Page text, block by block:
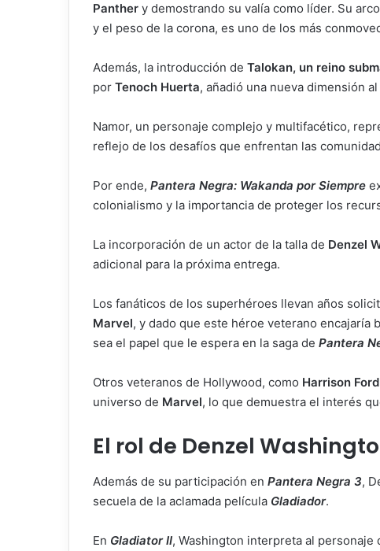
Panther y demostrando su valía como líder. Su
y el peso de la corona, es uno de los más
Además, la introducción de Talokan, un reino
por Tenoch Huerta, añadió una nueva dimensión
Namor, un personaje complejo y multifacético,
reflejo de los desafíos que enfrentan las
Por ende, Pantera Negra: Wakanda por Siempre
colonialismo y la importancia de proteger los
La incorporación de un actor de la talla de Denzel
adicional para la próxima entrega.
Los fanáticos de los superhéroes llevan años
Marvel, y dado que este héroe veterano encajaría
sea el papel que le espera en la saga de Pantera
Otros veteranos de Hollywood, como Harrison Ford
universo de Marvel, lo que demuestra el interés
El rol de Denzel
Además de su participación en Pantera Negra 3,
secuela de la aclamada película Gladiador.
En Gladiator II, Washington interpreta al personaje